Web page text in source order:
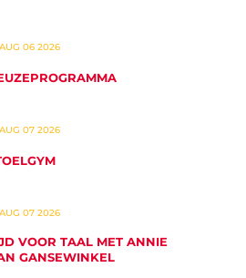
AUG 06 2026
AUG 07 2026
AUG 07 2026
VOOR TAAL MET ANNIE
GANSEWINKEL